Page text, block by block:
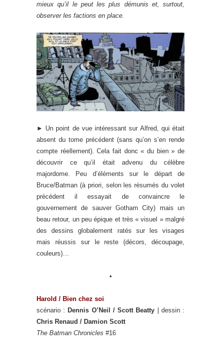
mieux qu’il le peut les plus démunis et, surtout,
observer les factions en place.
► Un point de vue intéressant sur Alfred, qui était
absent du tome précédent (sans qu’on s’en rende
compte réellement). Cela fait donc « du bien » de
découvrir ce qu’il était advenu du célèbre
majordome. Peu d’éléments sur le départ de
Bruce/Batman (à priori, selon les résumés du volet
précédent il essayait de convaincre le
gouvernement de sauver Gotham City) mais un
beau retour, un peu épique et très « visuel » malgré
des dessins globalement ratés sur les visages
mais réussis sur le reste (décors, découpage,
couleurs)…
•
Harold / Bien chez soi
scénario : Dennis O’Neil / Scott Beatty | dessin :
Chris Renaud / Damion Scott
The Batman Chronicles #16